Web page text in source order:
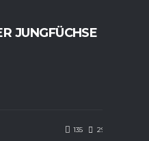
JUNGFÜCHSE
135 292